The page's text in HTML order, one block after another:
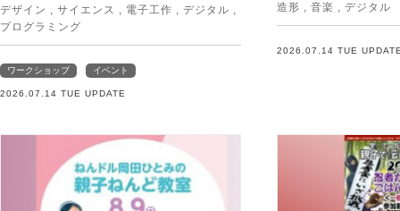
デザイン , サイエンス , 電子工作 , デジタル ,
プログラミング
ワークショップ イベント
2026.07.14 TUE UPDATE
造形 , 音楽 , デジタル
2026.07.14 TUE